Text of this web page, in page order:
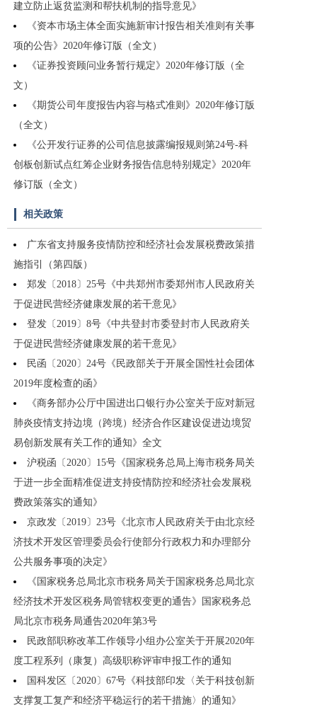
建立防止返贫监测和帮扶机制的指导意见》
《资本市场主体全面实施新审计报告相关准则有关事
项的公告》2020年修订版（全文）
《证券投资顾问业务暂行规定》2020年修订版（全
文）
《期货公司年度报告内容与格式准则》2020年修订版
（全文）
《公开发行证券的公司信息披露编报规则第24号-科
创板创新试点红筹企业财务报告信息特别规定》2020年
修订版（全文）
相关政策
广东省支持服务疫情防控和经济社会发展税费政策措
施指引（第四版）
郑发〔2018〕25号《中共郑州市委郑州市人民政府关
于促进民营经济健康发展的若干意见》
登发〔2019〕8号《中共登封市委登封市人民政府关
于促进民营经济健康发展的若干意见》
民函〔2020〕24号《民政部关于开展全国性社会团体
2019年度检查的函》
《商务部办公厅中国进出口银行办公室关于应对新冠
肺炎疫情支持边境（跨境）经济合作区建设促进边境贸
易创新发展有关工作的通知》全文
沪税函〔2020〕15号《国家税务总局上海市税务局关
于进一步全面精准促进支持疫情防控和经济社会发展税
费政策落实的通知》
京政发〔2019〕23号《北京市人民政府关于由北京经
济技术开发区管理委员会行使部分行政权力和办理部分
公共服务事项的决定》
《国家税务总局北京市税务局关于国家税务总局北京
经济技术开发区税务局管辖权变更的通告》国家税务总
局北京市税务局通告2020年第3号
民政部职称改革工作领导小组办公室关于开展2020年
度工程系列（康复）高级职称评审申报工作的通知
国科发区〔2020〕67号《科技部印发〈关于科技创新
支撑复工复产和经济平稳运行的若干措施〉的通知》